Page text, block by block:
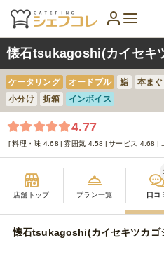
懐石tsukagoshi(カイセキ
ケータリング オードブル 鮨 本ま
小分け
折箱 インボイス
4.77
料理・味 4.68 雰囲気 4.58 サービス 4.68
店舗トップ プラン一覧 口コ
懐石tsukagoshi(カイセキツカゴ